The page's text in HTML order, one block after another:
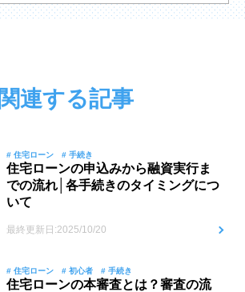
関連する記事
# 住宅ローン # 手続き
住宅ローンの申込みから融資実行ま
での流れ│各手続きのタイミングにつ
いて
最終更新日:2025/10/20
# 住宅ローン # 初心者 # 手続き
住宅ローンの本審査とは？審査の流